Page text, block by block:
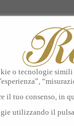
o tecnologie
il tuo consenso, in
utilizzando il